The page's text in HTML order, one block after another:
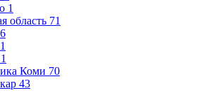
1
область 71
1
1
Коми 70
43